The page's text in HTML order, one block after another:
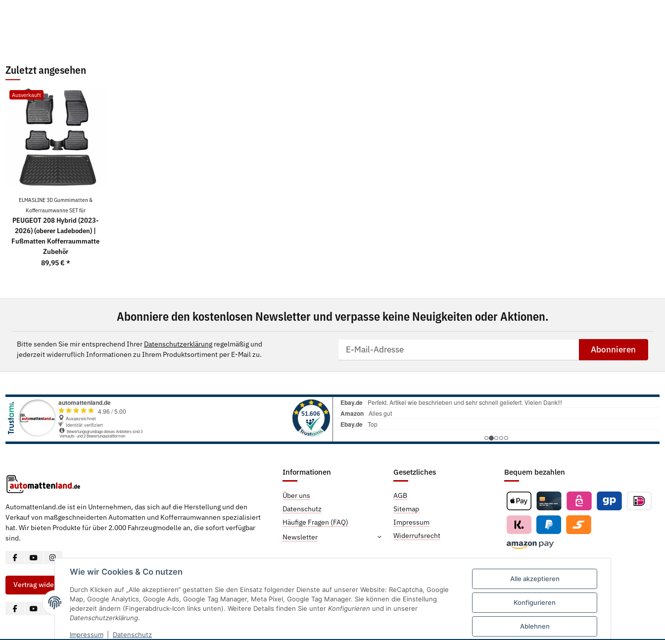
Wie wir Cookies & Co nutzen
Durch Klicken auf „Alle akzeptieren“ gestatten Sie den Einsatz folgender Dienste auf unserer Website: ReCaptcha, Google
Map, Google Analytics, Google Ads, Google Tag Manager, Meta Pixel, Google Tag Manager. Sie können die Einstellung
jederzeit ändern (Fingerabdruck-Icon links unten). Weitere Details finden Sie unter Konfigurieren und in unserer
Datenschutzerklärung.
Impressum Datenschutz
Alle akzeptieren
Konfigurieren
Ablehnen
Zuletzt angesehen
Ausverkauft
ELMASLINE 3D Gummimatten &
Kofferraumwanne SET für
PEUGEOT 208 Hybrid (2023-
2026) (oberer Ladeboden) |
Fußmatten Kofferraummatte
Zubehör
89,95 € *
Abonniere den kostenlosen Newsletter und verpasse keine Neuigkeiten oder Aktionen.
Bitte senden Sie mir entsprechend Ihrer Datenschutzerklärungregelmäßig und
jederzeit widerruflich Informationen zu Ihrem Produktsortiment per E-Mail zu.
Abonnieren
Automattenland.de ist ein Unternehmen, das sich auf die Herstellung und den
Verkauf von maßgeschneiderten Automatten und Kofferraumwannen spezialisiert
hat. Wir bieten Produkte für über 2.000 Fahrzeugmodelle an, die sofort verfügbar
sind.
Informationen
Über uns
Datenschutz
Häufige Fragen (FAQ)
Newsletter
Gesetzliches
AGB
Sitemap
Impressum
Widerrufsrecht
Bequem bezahlen
Vertrag widerrufen